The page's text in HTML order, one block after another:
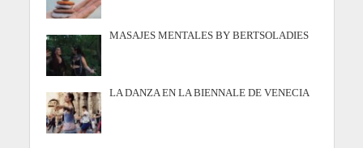
MASAJES MENTALES BY BERTSOLADIES
LA DANZA EN LA BIENNALE DE VENECIA